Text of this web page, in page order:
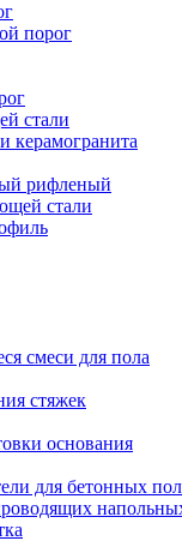
порог
стали
керамогранита
рифленый
стали
смеси для пола
стяжек
основания
для бетонных